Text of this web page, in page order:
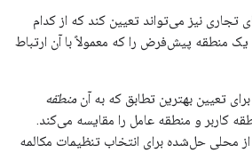
تجاری نیز می‌تواند تعیین کند که از کدام
منطقه پیش‌فرض را که معمولاً با آن ارتباط
منطقه
کاربر و منطقه عامل را مقایسه می‌کند.
Business Messages از محلی حل‌شده برای انتخاب تنظیمات مکالمه